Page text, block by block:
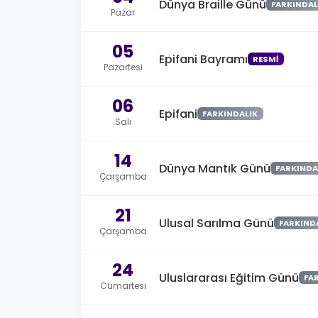
Pazar Dünya Braille Günü
05
Pazartesi Epifani Bayramı RESMI
06
Salı Epifani FARKINDALIK
14
Çarşamba Dünya Mantık Günü
21
Çarşamba Ulusal Sarılma Günü
24
Cumartesi Uluslararası Eğitim Günü